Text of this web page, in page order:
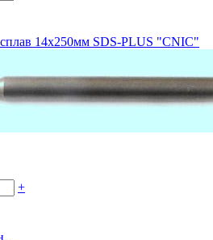
14х250мм SDS-PLUS "CNIC"
+